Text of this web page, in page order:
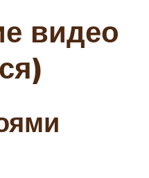
видео